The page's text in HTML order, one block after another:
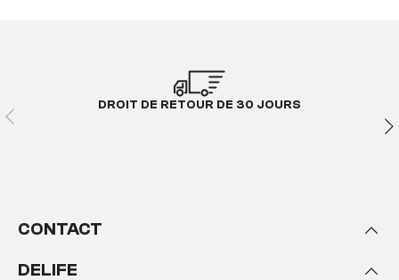
DROIT DE RETOUR DE 30 JOURS
CONTACT
DELIFE